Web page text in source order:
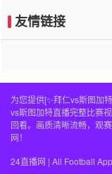
友情链接
为您提供[✨拜仁vs斯图加
vs斯图加特直播完整比赛
回看。画质清晰流畅，观
网！
24直播网 | All Football App